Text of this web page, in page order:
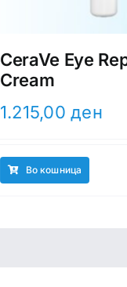
CeraVe Eye
Cream
1.215,00ден
Во кошница